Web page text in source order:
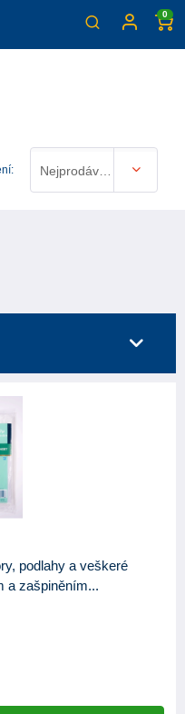
0
Nejprodávanější
podlahy a veškeré
a zašpiněním...